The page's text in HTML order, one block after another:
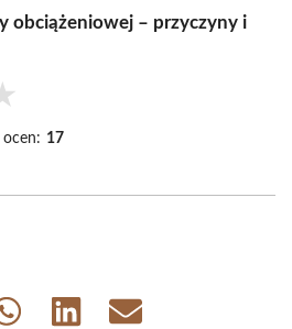
obciążeniowej – przyczyny i
ocen: 17
Share
Share
Share